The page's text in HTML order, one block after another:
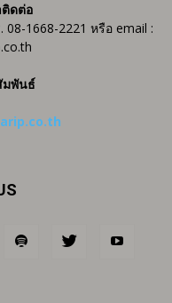
ดต่อ
1668-2221 หรือ email :
มพันธ์